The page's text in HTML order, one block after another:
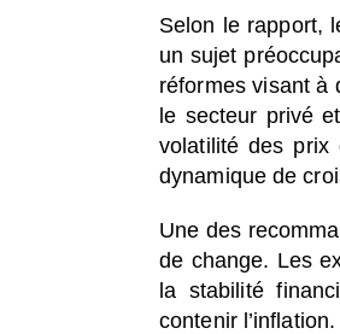
Selon le rapport,
un sujet
réformes visant à
le secteur privé
volatilité des prix
dynamique de
Une des
de change. Les
la stabilité
contenir l’inflation.